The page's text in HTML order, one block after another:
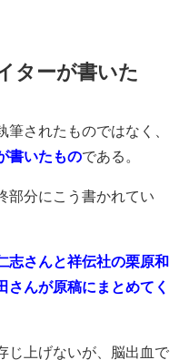
ターが書いた
されたものではなく、
書いたものである。
部分にこう書かれてい
志さんと祥伝社の栗原和
さんが原稿にまとめてく
じ上げないが、脳出血で